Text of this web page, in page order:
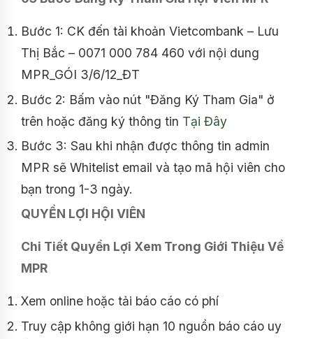
Bước 1: CK đến tài khoản Vietcombank – Lưu
Thị Bắc – 0071 000 784 460 với nội dung
MPR_GÓI 3/6/12_ĐT
Bước 2: Bấm vào nút "Đăng Ký Tham Gia" ở
trên hoặc đăng ký thông tin Tại Đây
Bước 3: Sau khi nhận được thông tin admin
MPR sẽ Whitelist email và tạo mã hội viên cho
bạn trong 1-3 ngày.
QUYỀN LỢI HỘI VIÊN
Chi Tiết Quyền Lợi Xem Trong Giới Thiệu Về
MPR
Xem online hoặc tải báo cáo có phí
Truy cập không giới hạn 10 nguồn báo cáo uy